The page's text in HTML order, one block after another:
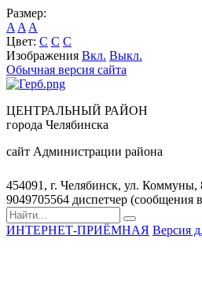
Размер:
A A A
Цвет: C C C
Изображения Вкл. Выкл.
Обычная версия сайта
ЦЕНТРАЛЬНЫЙ РАЙОН
города Челябинска
сайт Администрации района
454091, г. Челябинск, ул. Коммуны,
9049705564 диспетчер (сообщения
ИНТЕРНЕТ-ПРИЁМНАЯ Версия